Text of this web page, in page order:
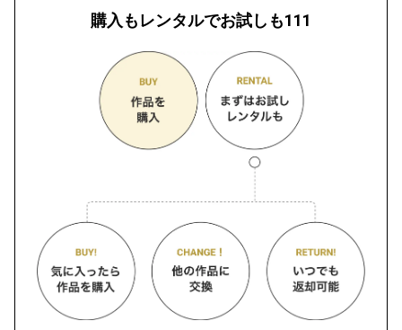
購入もレンタルでお試しも111